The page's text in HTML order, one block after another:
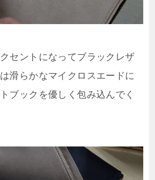
セントになってブラックレザ
滑らかなマイクロスエードに
ブックを優しく包み込んでく